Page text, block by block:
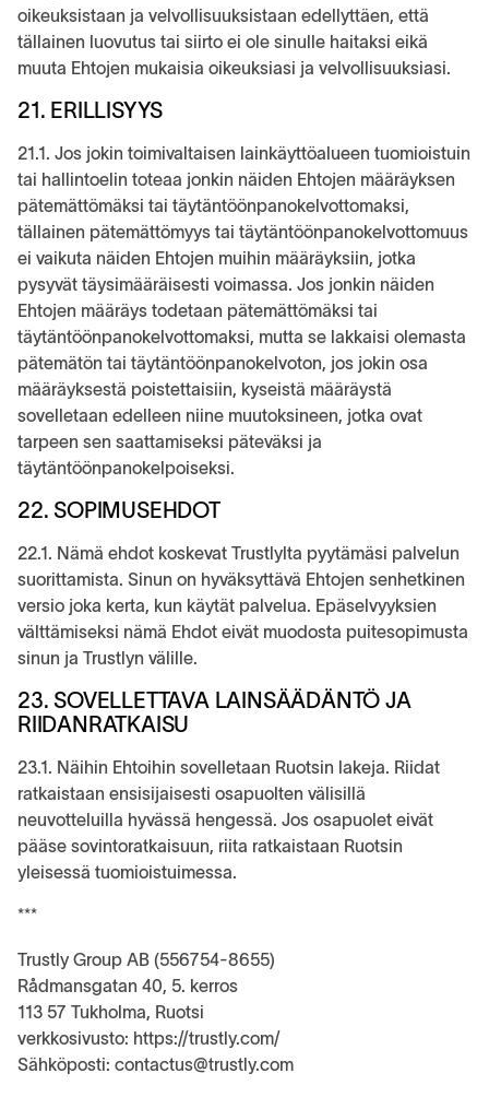
oikeuksistaan ja velvollisuuksistaan edellyttäen, että
tällainen luovutus tai siirto ei ole sinulle haitaksi eikä
muuta Ehtojen mukaisia oikeuksiasi ja velvollisuuksiasi.
21. ERILLISYYS
21.1. Jos jokin toimivaltaisen lainkäyttöalueen tuomioistuin
tai hallintoelin toteaa jonkin näiden Ehtojen määräyksen
pätemättömäksi tai täytäntöönpanokelvottomaksi,
tällainen pätemättömyys tai täytäntöönpanokelvottomuus
ei vaikuta näiden Ehtojen muihin määräyksiin, jotka
pysyvät täysimääräisesti voimassa. Jos jonkin näiden
Ehtojen määräys todetaan pätemättömäksi tai
täytäntöönpanokelvottomaksi, mutta se lakkaisi olemasta
pätemätön tai täytäntöönpanokelvoton, jos jokin osa
määräyksestä poistettaisiin, kyseistä määräystä
sovelletaan edelleen niine muutoksineen, jotka ovat
tarpeen sen saattamiseksi päteväksi ja
täytäntöönpanokelpoiseksi.
22. SOPIMUSEHDOT
22.1. Nämä ehdot koskevat Trustlylta pyytämäsi palvelun
suorittamista. Sinun on hyväksyttävä Ehtojen senhetkinen
versio joka kerta, kun käytät palvelua. Epäselvyyksien
välttämiseksi nämä Ehdot eivät muodosta puitesopimusta
sinun ja Trustlyn välille.
23. SOVELLETTAVA LAINSÄÄDÄNTÖ JA
RIIDANRATKAISU
23.1. Näihin Ehtoihin sovelletaan Ruotsin lakeja. Riidat
ratkaistaan ensisijaisesti osapuolten välisillä
neuvotteluilla hyvässä hengessä. Jos osapuolet eivät
pääse sovintoratkaisuun, riita ratkaistaan Ruotsin
yleisessä tuomioistuimessa.
***
Trustly Group AB (556754-8655)
Rådmansgatan 40, 5. kerros
113 57 Tukholma, Ruotsi
verkkosivusto: https://trustly.com/
Sähköposti: contactus@trustly.com